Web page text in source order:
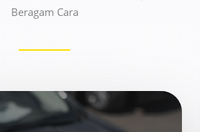
Beragam Cara